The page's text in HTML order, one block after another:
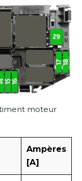
moteur
Ampères
[A]